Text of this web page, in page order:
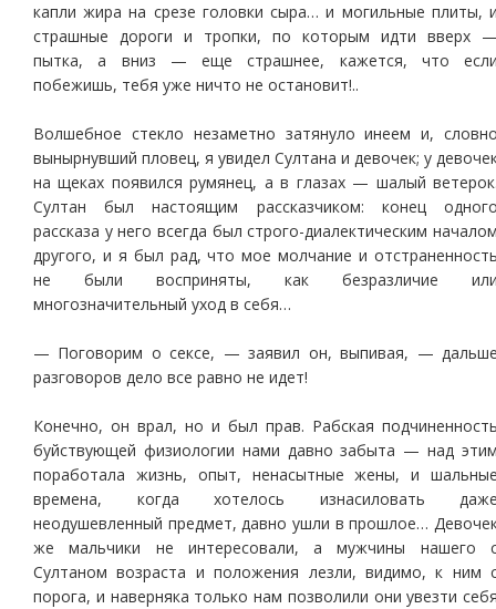
капли жира на срезе головки сыра… и могильные плиты,
страшные дороги и тропки, по которым идти вверх
пытка, а вниз — еще страшнее, кажется, что
побежишь, тебя уже ничто не остановит!..
Волшебное стекло незаметно затянуло инеем и,
вынырнувший пловец, я увидел Султана и девочек; у
на щеках появился румянец, а в глазах — шалый
Султан был настоящим рассказчиком: конец
рассказа у него всегда был строго-диалектическим
другого, и я был рад, что мое молчание и
не были восприняты, как безразличие
многозначительный уход в себя…
— Поговорим о сексе, — заявил он, выпивая, —
разговоров дело все равно не идет!
Конечно, он врал, но и был прав. Рабская
буйствующей физиологии нами давно забыта — над
поработала жизнь, опыт, ненасытные жены, и
времена, когда хотелось изнасиловать
неодушевленный предмет, давно ушли в прошлое…
же мальчики не интересовали, а мужчины нашего
Султаном возраста и положения лезли, видимо, к ним
порога, и наверняка только нам позволили они увезти